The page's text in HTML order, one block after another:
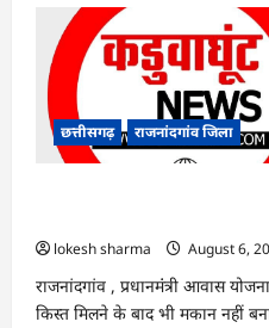
7
दिन
और
थमी
रहेगी
बारिश,
नए
सिस्टम
उमस
बढ़ी…
छत्तीसगढ़ राजनांदगांव जिला
lokesh sharma
August 6,
राजनांदगांव , प्रधानमंंत्री आवास
किस्त मिलने के बाद भी मकान नहीं